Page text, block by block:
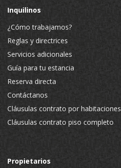
Inquilinos
¿Cómo trabajamos?
Reglas y directrices
Servicios adicionales
Guía para tu estancia
Reserva directa
Contáctanos
Cláusulas contrato por habitaciones
Cláusulas contrato piso completo
Propietarios